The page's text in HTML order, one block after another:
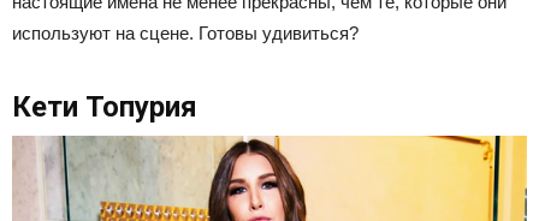
используют на сцене. Готовы удивиться?
Кети Топурия